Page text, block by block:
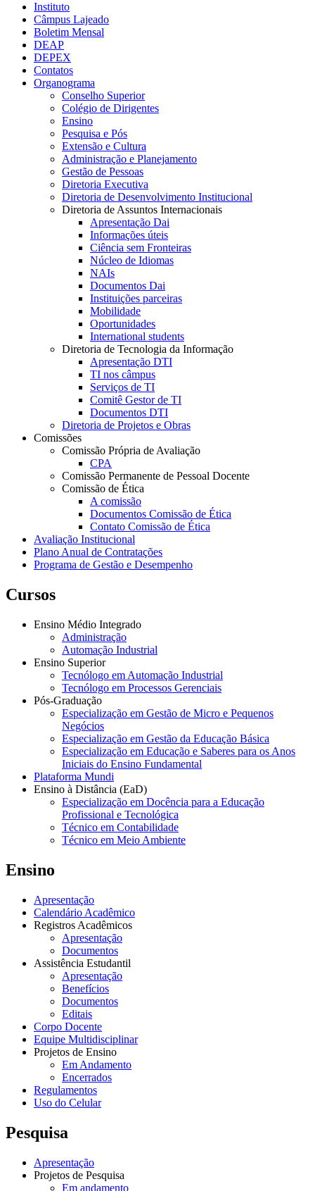
Instituto
Câmpus Lajeado
Boletim Mensal
DEAP
DEPEX
Contatos
Organograma
Conselho Superior
Colégio de Dirigentes
Ensino
Pesquisa e Pós
Extensão e Cultura
Administração e Planejamento
Gestão de Pessoas
Diretoria Executiva
Diretoria de Desenvolvimento Institucional
Diretoria de Assuntos Internacionais
Apresentação Dai
Informações úteis
Ciência sem Fronteiras
Núcleo de Idiomas
NAIs
Documentos Dai
Instituições parceiras
Mobilidade
Oportunidades
International students
Diretoria de Tecnologia da Informação
Apresentação DTI
TI nos câmpus
Serviços de TI
Comitê Gestor de TI
Documentos DTI
Diretoria de Projetos e Obras
Comissões
Comissão Própria de Avaliação
CPA
Comissão Permanente de Pessoal Docente
Comissão de Ética
A comissão
Documentos Comissão de Ética
Contato Comissão de Ética
Avaliação Institucional
Plano Anual de Contratações
Programa de Gestão e Desempenho
Cursos
Ensino Médio Integrado
Administração
Automação Industrial
Ensino Superior
Tecnólogo em Automação Industrial
Tecnólogo em Processos Gerenciais
Pós-Graduação
Especialização em Gestão de Micro e Pequenos
Negócios
Especialização em Gestão da Educação Básica
Especialização em Educação e Saberes para os Anos
Iniciais do Ensino Fundamental
Plataforma Mundi
Ensino à Distância (EaD)
Especialização em Docência para a Educação
Profissional e Tecnológica
Técnico em Contabilidade
Técnico em Meio Ambiente
Ensino
Apresentação
Calendário Acadêmico
Registros Acadêmicos
Apresentação
Documentos
Assistência Estudantil
Apresentação
Benefícios
Documentos
Editais
Corpo Docente
Equipe Multidisciplinar
Projetos de Ensino
Em Andamento
Encerrados
Regulamentos
Uso do Celular
Pesquisa
Apresentação
Projetos de Pesquisa
Em andamento